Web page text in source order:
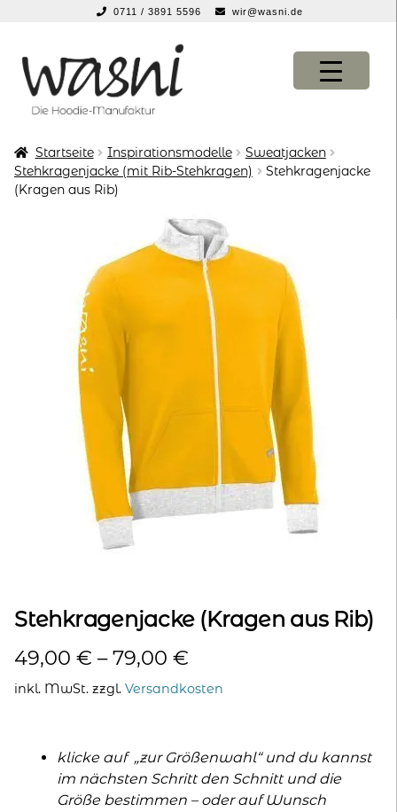
0711 / 3891 5596 wir@wasni.de
Navigation
springen
Inhalt
springen
KONFIGURATOR
KONFIGURATOR
Startseite Inspirationsmodelle
Sweatjacken
Stehkragenjacke (mit Rib-Stehkragen)
Stehkragenjacke
(Kragen aus Rib)
Stehkragenjacke (Kragen aus Rib)
49,00 € –79,00 €
inkl. MwSt. zzgl. Versandkosten
klicke auf „zur Größenwahl“ und du kannst
im nächsten Schritt den Schnitt und die
Größe bestimmen – oder auf Wunsch